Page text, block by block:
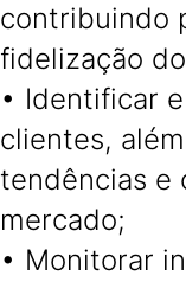
contribuindo
fidelização
• Identificar
clientes,
tendências e
mercado;
• Monitorar